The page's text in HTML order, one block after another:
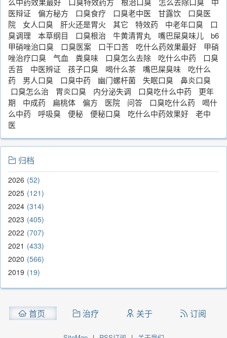
医辩证
偏方秘方 口臭食疗 口臭老中医 甘露饮
口臭医
院
女人口臭 肝火还是胃火 其它 特效药 中老年口臭
口
臭调理
本草纲目 口臭根治 牛黄清胃丸 嘴巴屎臭味儿
b6
甲硝唑治口臭
口臭医案 口干口苦 吃什么药效果最好
甲硝
唑治疗口臭
气血 粪臭味 口臭怎么去除 吃什么中药
口臭
舌苔
中医辨证 孩子口臭 喝什么茶 嘴巴屎臭味
吃什么
药
男人口臭 口臭中药 幽门螺杆菌 失眠口臭
鼻炎口臭
口臭怎么治
胃炎口臭 内分泌失调 口臭吃什么中药
更年
期
中成药 扁桃体 偏方 医院 问答 口臭吃什么药
喝什
么中药
呼吸臭 便秘 便秘口臭 吃什么中药效果好
老中
医
归档
2026 52
2025 121
2024 314
2023 405
2022 707
2021
433
2020 566
2019 19
首页 治疗 关于 订阅